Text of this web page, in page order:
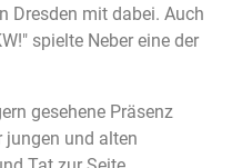
Dresden mit dabei. Auch
spielte Neber eine der
gesehene Präsenz
jungen und alten